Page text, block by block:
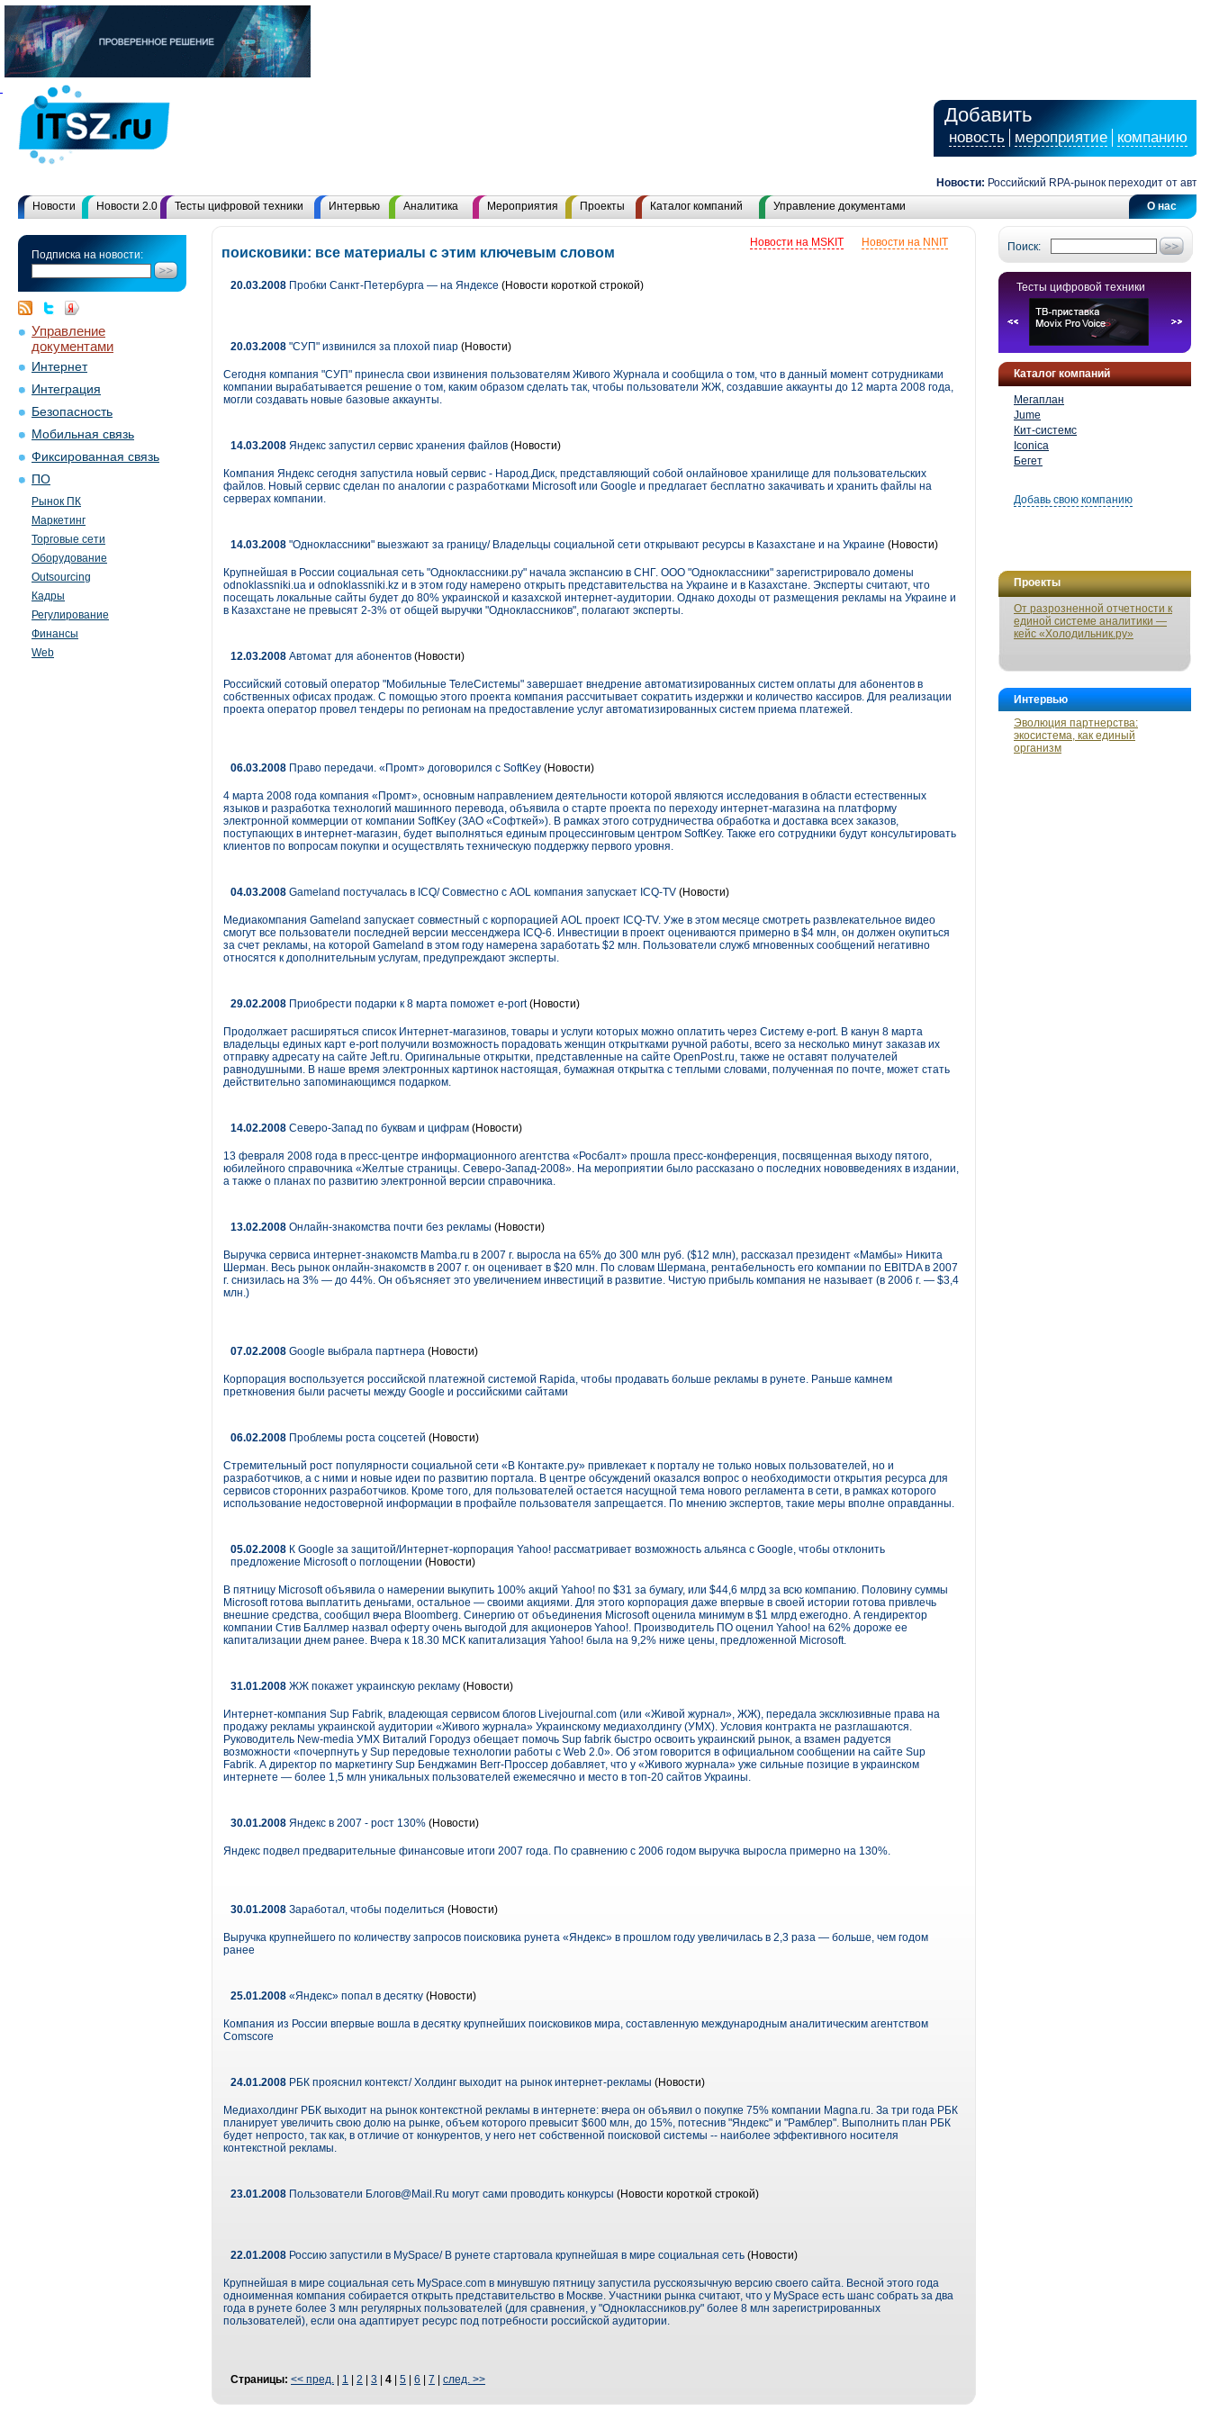
Добавить
новость мероприятие компанию
Новости: Российский RPA-рынок переходит от
О нас
Новости Новости 2.0 Тесты цифровой техники Интервью Аналитика Мероприятия Проекты Каталог компаний Управление документами
Подписка на новости:
Управление
документами
Интернет
Интеграция
Безопасность
Мобильная связь
Фиксированная связь
ПО
Рынок ПК
Маркетинг
Торговые сети
Оборудование
Outsourcing
Кадры
Регулирование
Финансы
Web
Поиск:
Тесты цифровой техники
Каталог компаний
Мегаплан
Jume
Кит-системс
Iconica
Бегет
Добавь свою компанию
Проекты
От разрозненной отчетности к
единой системе аналитики —
кейс «Холодильник.ру»
Интервью
Эволюция партнерства:
экосистема, как единый
организм
Новости на NNIT
Новости на MSKIT
поисковики: все материалы с этим ключевым словом
20.03.2008 Пробки Санкт-Петербурга — на Яндексе (Новости короткой строкой)
20.03.2008 "СУП" извинился за плохой пиар (Новости)
Сегодня компания "СУП" принесла свои извинения пользователям Живого Журнала и сообщила о том, что в данный момент сотрудниками
компании вырабатывается решение о том, каким образом сделать так, чтобы пользователи ЖЖ, создавшие аккаунты до 12 марта 2008 года,
могли создавать новые базовые аккаунты.
14.03.2008 Яндекс запустил сервис хранения файлов (Новости)
Компания Яндекс сегодня запустила новый сервис - Народ.Диск, представляющий собой онлайновое хранилище для пользовательских
файлов. Новый сервис сделан по аналогии с разработками Microsoft или Google и предлагает бесплатно закачивать и хранить файлы на
серверах компании.
14.03.2008 "Одноклассники" выезжают за границу/ Владельцы социальной сети открывают ресурсы в Казахстане и на Украине (Новости)
Крупнейшая в России социальная сеть "Одноклассники.ру" начала экспансию в СНГ. ООО "Одноклассники" зарегистрировало домены
odnoklassniki.ua и odnoklassniki.kz и в этом году намерено открыть представительства на Украине и в Казахстане. Эксперты считают, что
посещать локальные сайты будет до 80% украинской и казахской интернет-аудитории. Однако доходы от размещения рекламы на Украине и
в Казахстане не превысят 2-3% от общей выручки "Одноклассников", полагают эксперты.
12.03.2008 Автомат для абонентов (Новости)
Российский сотовый оператор "Мобильные ТелеСистемы" завершает внедрение автоматизированных систем оплаты для абонентов в
собственных офисах продаж. С помощью этого проекта компания рассчитывает сократить издержки и количество кассиров. Для реализации
проекта оператор провел тендеры по регионам на предоставление услуг автоматизированных систем приема платежей.
06.03.2008 Право передачи. «Промт» договорился с SoftKey (Новости)
4 марта 2008 года компания «Промт», основным направлением деятельности которой являются исследования в области естественных
языков и разработка технологий машинного перевода, объявила о старте проекта по переходу интернет-магазина на платформу
электронной коммерции от компании SoftKey (ЗАО «Софткей»). В рамках этого сотрудничества обработка и доставка всех заказов,
поступающих в интернет-магазин, будет выполняться единым процессинговым центром SoftKey. Также его сотрудники будут консультировать
клиентов по вопросам покупки и осуществлять техническую поддержку первого уровня.
04.03.2008 Gameland постучалась в ICQ/ Совместно с AOL компания запускает ICQ-TV (Новости)
Медиакомпания Gameland запускает совместный с корпорацией AOL проект ICQ-TV. Уже в этом месяце смотреть развлекательное видео
смогут все пользователи последней версии мессенджера ICQ-6. Инвестиции в проект оцениваются примерно в $4 млн, он должен окупиться
за счет рекламы, на которой Gameland в этом году намерена заработать $2 млн. Пользователи служб мгновенных сообщений негативно
относятся к дополнительным услугам, предупреждают эксперты.
29.02.2008 Приобрести подарки к 8 марта поможет e-port(Новости)
Продолжает расширяться список Интернет-магазинов, товары и услуги которых можно оплатить через Систему e-port. В канун 8 марта
владельцы единых карт e-port получили возможность порадовать женщин открытками ручной работы, всего за несколько минут заказав их
отправку адресату на сайте Jeft.ru. Оригинальные открытки, представленные на сайте OpenPost.ru, также не оставят получателей
равнодушными. В наше время электронных картинок настоящая, бумажная открытка с теплыми словами, полученная по почте, может стать
действительно запоминающимся подарком.
14.02.2008 Северо-Запад по буквам и цифрам (Новости)
13 февраля 2008 года в пресс-центре информационного агентства «Росбалт» прошла пресс-конференция, посвященная выходу пятого,
юбилейного справочника «Желтые страницы. Северо-Запад-2008». На мероприятии было рассказано о последних нововведениях в издании,
а также о планах по развитию электронной версии справочника.
13.02.2008 Онлайн-знакомства почти без рекламы (Новости)
Выручка сервиса интернет-знакомств Mamba.ru в 2007 г. выросла на 65% до 300 млн руб. ($12 млн), рассказал президент «Мамбы» Никита
Шерман. Весь рынок онлайн-знакомств в 2007 г. он оценивает в $20 млн. По словам Шермана, рентабельность его компании по EBITDA в 2007
г. снизилась на 3% — до 44%. Он объясняет это увеличением инвестиций в развитие. Чистую прибыль компания не называет (в 2006 г. — $3,4
млн.)
07.02.2008 Google выбрала партнера (Новости)
Корпорация воспользуется российской платежной системой Rapida, чтобы продавать больше рекламы в рунете. Раньше камнем
преткновения были расчеты между Google и российскими сайтами
06.02.2008 Проблемы роста соцсетей (Новости)
Стремительный рост популярности социальной сети «В Контакте.ру» привлекает к порталу не только новых пользователей, но и
разработчиков, а с ними и новые идеи по развитию портала. В центре обсуждений оказался вопрос о необходимости открытия ресурса для
сервисов сторонних разработчиков. Кроме того, для пользователей остается насущной тема нового регламента в сети, в рамках которого
использование недостоверной информации в профайле пользователя запрещается. По мнению экспертов, такие меры вполне оправданны.
05.02.2008 К Google за защитой/Интернет-корпорация Yahoo! рассматривает возможность альянса с Google, чтобы отклонить
предложение Microsoft о поглощении (Новости)
В пятницу Microsoft объявила о намерении выкупить 100% акций Yahoo! по $31 за бумагу, или $44,6 млрд за всю компанию. Половину суммы
Microsoft готова выплатить деньгами, остальное — своими акциями. Для этого корпорация даже впервые в своей истории готова привлечь
внешние средства, сообщил вчера Bloomberg. Синергию от объединения Microsoft оценила минимум в $1 млрд ежегодно. А гендиректор
компании Стив Баллмер назвал оферту очень выгодой для акционеров Yahoo!. Производитель ПО оценил Yahoo! на 62% дороже ее
капитализации днем ранее. Вчера к 18.30 МСК капитализация Yahoo! была на 9,2% ниже цены, предложенной Microsoft.
31.01.2008 ЖЖ покажет украинскую рекламу (Новости)
Интернет-компания Sup Fabrik, владеющая сервисом блогов Livejournal.com (или «Живой журнал», ЖЖ), передала эксклюзивные права на
продажу рекламы украинской аудитории «Живого журнала» Украинскому медиахолдингу (УМХ). Условия контракта не разглашаются.
Руководитель New-media УМХ Виталий Городуз обещает помочь Sup fabrik быстро освоить украинский рынок, а взамен радуется
возможности «почерпнуть у Sup передовые технологии работы с Web 2.0». Об этом говорится в официальном сообщении на сайте Sup
Fabrik. А директор по маркетингу Sup Бенджамин Вегг-Проссер добавляет, что у «Живого журнала» уже сильные позицие в украинском
интернете — более 1,5 млн уникальных пользователей ежемесячно и место в топ-20 сайтов Украины.
30.01.2008 Яндекс в 2007 - рост 130% (Новости)
Яндекс подвел предварительные финансовые итоги 2007 года. По сравнению с 2006 годом выручка выросла примерно на 130%.
30.01.2008 Заработал, чтобы поделиться (Новости)
Выручка крупнейшего по количеству запросов поисковика рунета «Яндекс» в прошлом году увеличилась в 2,3 раза — больше, чем годом
ранее
25.01.2008 «Яндекс» попал в десятку (Новости)
Компания из России впервые вошла в десятку крупнейших поисковиков мира, составленную международным аналитическим агентством
Comscore
24.01.2008 РБК прояснил контекст/ Холдинг выходит на рынок интернет-рекламы (Новости)
Медиахолдинг РБК выходит на рынок контекстной рекламы в интернете: вчера он объявил о покупке 75% компании Magna.ru. За три года РБК
планирует увеличить свою долю на рынке, объем которого превысит $600 млн, до 15%, потеснив "Яндекс" и "Рамблер". Выполнить план РБК
будет непросто, так как, в отличие от конкурентов, у него нет собственной поисковой системы -- наиболее эффективного носителя
контекстной рекламы.
23.01.2008 Пользователи Блогов@Mail.Ru могут сами проводить конкурсы (Новости короткой строкой)
22.01.2008 Россию запустили в MySpace/ В рунете стартовала крупнейшая в мире социальная сеть (Новости)
Крупнейшая в мире социальная сеть MySpace.com в минувшую пятницу запустила русскоязычную версию своего сайта. Весной этого года
одноименная компания собирается открыть представительство в Москве. Участники рынка считают, что у MySpace есть шанс собрать за два
года в рунете более 3 млн регулярных пользователей (для сравнения, у "Одноклассников.ру" более 8 млн зарегистрированных
пользователей), если она адаптирует ресурс под потребности российской аудитории.
Страницы: << пред. 1 2 3 4 5 6 7 след. >>